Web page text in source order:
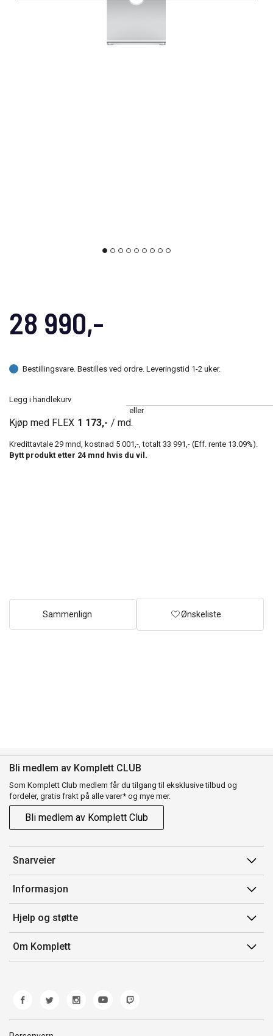
28 990,-
Bestillingsvare. Bestilles ved ordre. Leveringstid 1-2 uker.
Legg i handlekurv
eller
Kjøp med FLEX 1 173,- / md.
Kredittavtale 29 mnd, kostnad 5 001,- , totalt 33 991,- (Eff. rente 13.09%).
Bytt produkt etter 24 mnd hvis du vil.
Sammenlign Ønskeliste
Bli medlem av Komplett CLUB
Som Komplett Club medlem får du tilgang til eksklusive tilbud og
fordeler, gratis frakt på alle varer* og mye mer.
Bli medlem av Komplett Club
Snarveier
Min side
Ordreoversikt
Flex
Komplett Club
Informasjon
Salgsbetingelser
Medlemsvilkår for Komplett Club
Merker/produsent
Hjelp og støtte
Kontakt oss
Kundeservice
Retur
Reklamasjon og garanti
Om Komplett